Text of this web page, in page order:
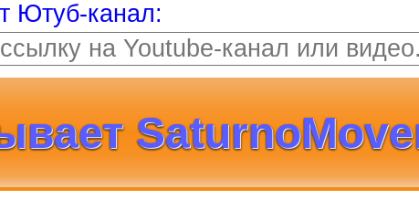
Ютуб-канал: